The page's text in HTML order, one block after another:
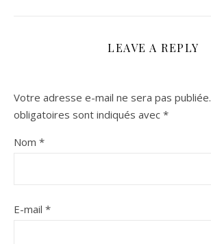
LEAVE A REPLY
Votre adresse e-mail ne sera pas publiée.
obligatoires sont indiqués avec *
Nom *
E-mail *